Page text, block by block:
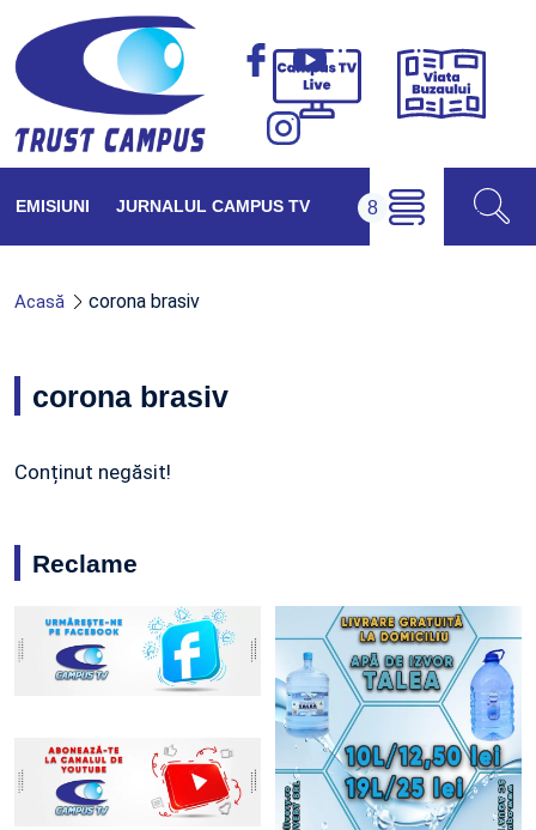
Campus
Viața
EMISIUNI JURNALUL CAMPUS TV
Acasă corona brasiv
corona brasiv
Conținut negăsit!
Reclame